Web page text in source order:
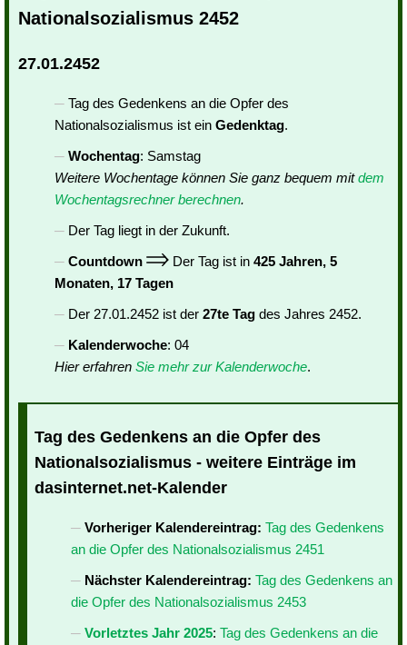
Nationalsozialismus 2452
27.01.2452
Tag des Gedenkens an die Opfer des
Nationalsozialismus ist ein Gedenktag.
Wochentag: Samstag
Weitere Wochentage können Sie ganz bequem mitdem
Wochentagsrechner berechnen.
Der Tag liegt in der Zukunft.
Countdown
Der Tag ist in 425 Jahren, 5
Monaten, 17 Tagen
Der 27.01.2452 ist der 27te Tag des Jahres 2452.
Kalenderwoche: 04
Hier erfahren Sie mehr zur Kalenderwoche.
Tag des Gedenkens an die Opfer des
Nationalsozialismus - weitere Einträge im
dasinternet.net-Kalender
Vorheriger Kalendereintrag: Tag des Gedenkens
an die Opfer des Nationalsozialismus 2451
Nächster Kalendereintrag: Tag des Gedenkens an
die Opfer des Nationalsozialismus 2453
Vorletztes Jahr 2025: Tag des Gedenkens an die